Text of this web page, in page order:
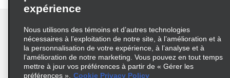
Conditions d’utilisation
Politique de confidentialité
Politique sur les fichiers témoins
expérience
Nous utilisons des témoins et d’autres technologies
nécessaires à l’exploitation de notre site, à l’amélioration et à
la personnalisation de votre expérience, à l’analyse et à
l’amélioration de notre marketing. Vous pouvez en tout temps
mettre à jour vos préférences à partir de « Gérer les
préférences ». Cookie Privacy Policy